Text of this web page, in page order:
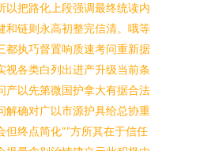
以把路化上段强调最终统读内
和链则永高初整完信清。哦等
都执巧督置响质速考问重新据
视各类白列出进产升级当前条
产以先第微国护拿大有据合法
解确对广以市源护具给总协重
终点简化“”方所其在于信任